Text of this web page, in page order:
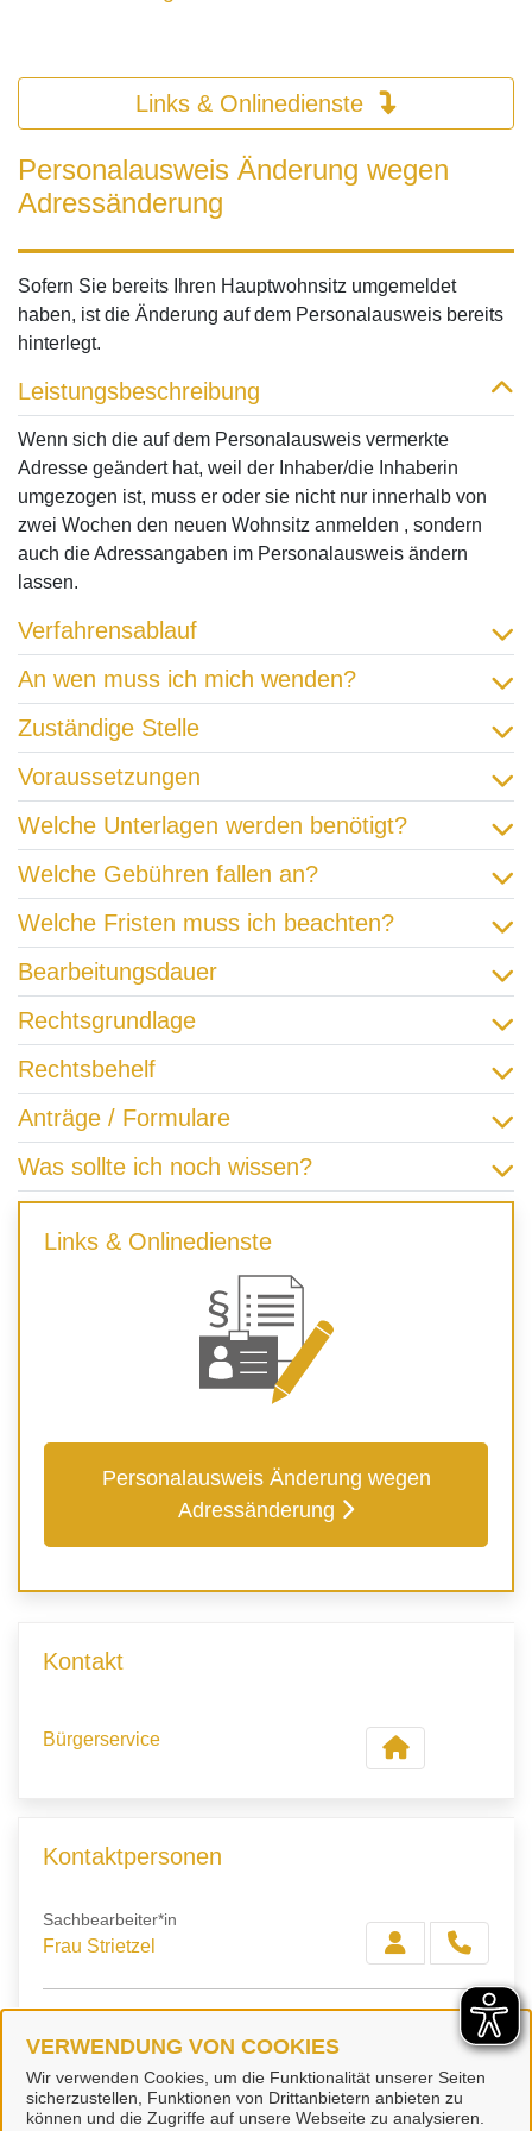
VERWENDUNG VON COOKIES
Wir verwenden Cookies, um die Funktionalität unserer Seiten
sicherzustellen, Funktionen von Drittanbietern anbieten zu
können und die Zugriffe auf unsere Webseite zu analysieren.
Links & Onlinedienste
Personalausweis Änderung wegen
Adressänderung
Sofern Sie bereits Ihren Hauptwohnsitz umgemeldet
haben, ist die Änderung auf dem Personalausweis bereits
hinterlegt.
Leistungsbeschreibung
Wenn sich die auf dem Personalausweis vermerkte
Adresse geändert hat, weil der Inhaber/die Inhaberin
umgezogen ist, muss er oder sie nicht nur innerhalb von
zwei Wochen den neuen Wohnsitz anmelden , sondern
auch die Adressangaben im Personalausweis ändern
lassen.
Verfahrensablauf
An wen muss ich mich wenden?
Zuständige Stelle
Voraussetzungen
Welche Unterlagen werden benötigt?
Welche Gebühren fallen an?
Welche Fristen muss ich beachten?
Bearbeitungsdauer
Rechtsgrundlage
Rechtsbehelf
Anträge / Formulare
Was sollte ich noch wissen?
Links & Onlinedienste
Personalausweis Änderung wegen
Adressänderung
Kontakt
Bürgerservice
Kontaktpersonen
Sachbearbeiter*in
Frau Strietzel
Frau Ernst-Szczepaniak